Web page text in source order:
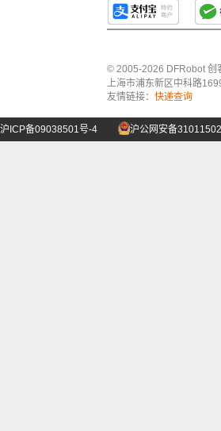
© 2005-2026 DFRobot 创
上海市浦东新区中科路
友情链接： 快递查询
沪ICP备09038501号-4 沪公网安备